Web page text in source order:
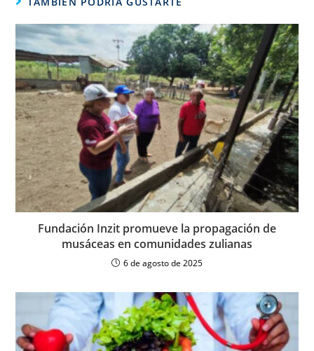
Fundación Inzit promueve la propagación de
musáceas en comunidades zulianas
6 de agosto de 2025